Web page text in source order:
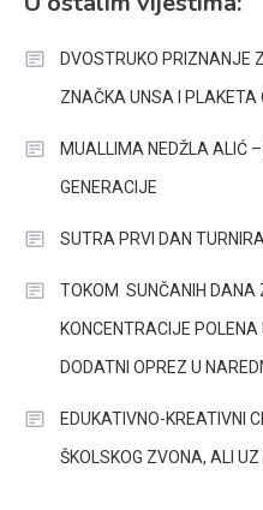
DVOSTRUKO PRIZNANJE
ZNAČKA UNSA I PLAKETA
MUALLIMA NEDŽLA ALIĆ
GENERACIJE
SUTRA PRVI DAN
TOKOM SUNČANIH DANA
KONCENTRACIJE
DODATNI OPREZ U
EDUKATIVNO-KREATIVNI
ŠKOLSKOG ZVONA, ALI